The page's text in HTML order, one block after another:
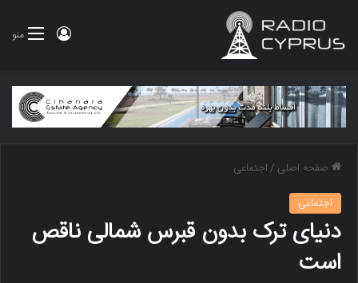
منو ورود
صفحه اصلی /اجتماعی
اجتماعی
دنیای ترک بدون قبرس شمالی ناقص
است